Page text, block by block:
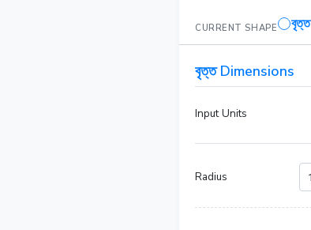
CURRENT SHAPE বৃত্ত
বৃত্ত Dimensions
Input Units
Radius